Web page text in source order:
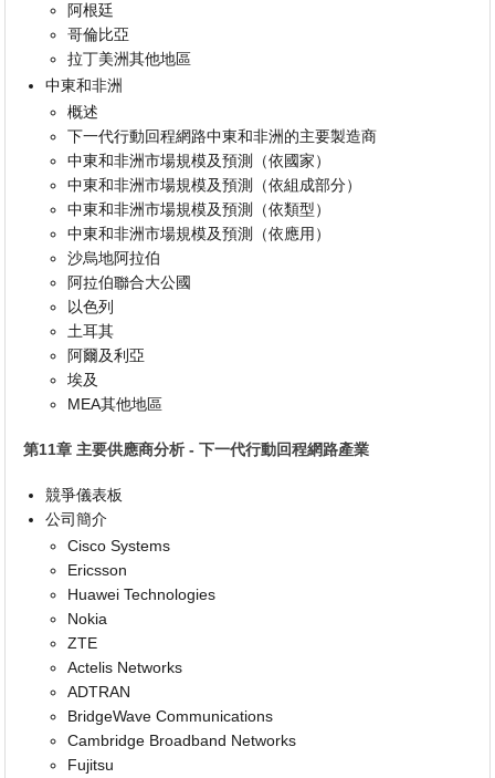
阿根廷
哥倫比亞
拉丁美洲其他地區
中東和非洲
概述
下一代行動回程網路中東和非洲的主要製造商
中東和非洲市場規模及預測（依國家）
中東和非洲市場規模及預測（依組成部分）
中東和非洲市場規模及預測（依類型）
中東和非洲市場規模及預測（依應用）
沙烏地阿拉伯
阿拉伯聯合大公國
以色列
土耳其
阿爾及利亞
埃及
MEA其他地區
第11章 主要供應商分析 - 下一代行動回程網路產業
競爭儀表板
公司簡介
Cisco Systems
Ericsson
Huawei Technologies
Nokia
ZTE
Actelis Networks
ADTRAN
BridgeWave Communications
Cambridge Broadband Networks
Fujitsu